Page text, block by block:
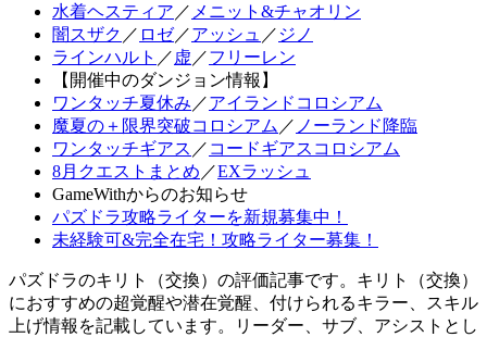
水着ヘスティア ／ メニット&チャオリン
闇スザク ／ ロゼ／アッシュ ／ ジノ
ラインハルト ／ 虚 ／フリーレン
【開催中のダンジョン情報】
ワンタッチ夏休み ／アイランドコロシアム
魔夏の＋限界突破コロシアム ／ ノーランド降臨
ワンタッチギアス ／ コードギアスコロシアム
8月クエストまとめ ／EXラッシュ
GameWithからのお知らせ
パズドラ攻略ライターを新規募集中！
未経験可&完全在宅！攻略ライター募集！
パズドラのキリト（交換）の評価記事です。キリト（交換）
におすすめの超覚醒や潜在覚醒、付けられるキラー、スキル
上げ情報を記載しています。リーダー、サブ、アシストとし